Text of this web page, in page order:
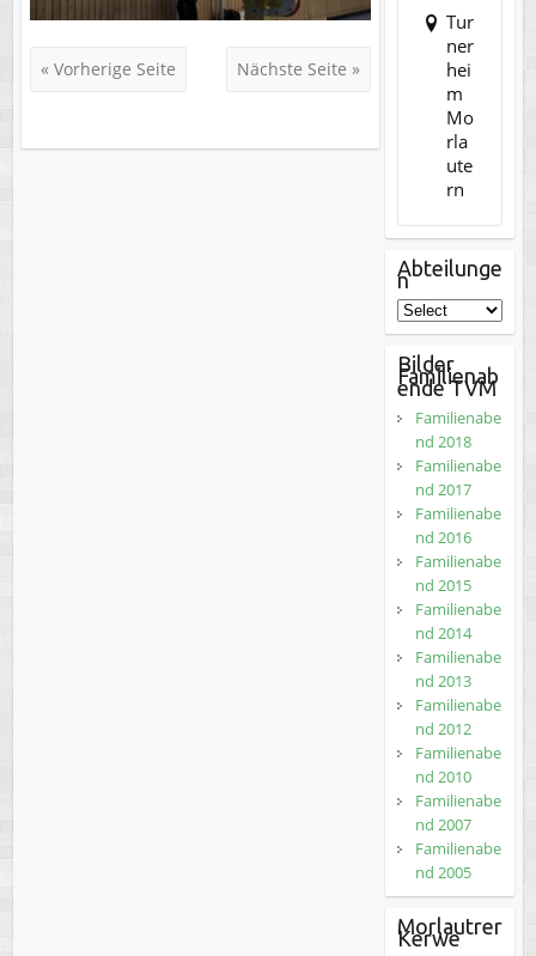
« Vorherige Seite Nächste Seite »
Tur
ner
hei
m
Mo
rla
ute
rn
Abteilunge
n
Bilder
Familienab
ende TVM
Familienabe
nd 2018
Familienabe
nd 2017
Familienabe
nd 2016
Familienabe
nd 2015
Familienabe
nd 2014
Familienabe
nd 2013
Familienabe
nd 2012
Familienabe
nd 2010
Familienabe
nd 2007
Familienabe
nd 2005
Morlautrer
Kerwe